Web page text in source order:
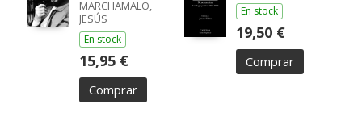
MARCHAMALO,
JESÚS
En stock
15,95 €
Comprar
En stock
19,50 €
Comprar